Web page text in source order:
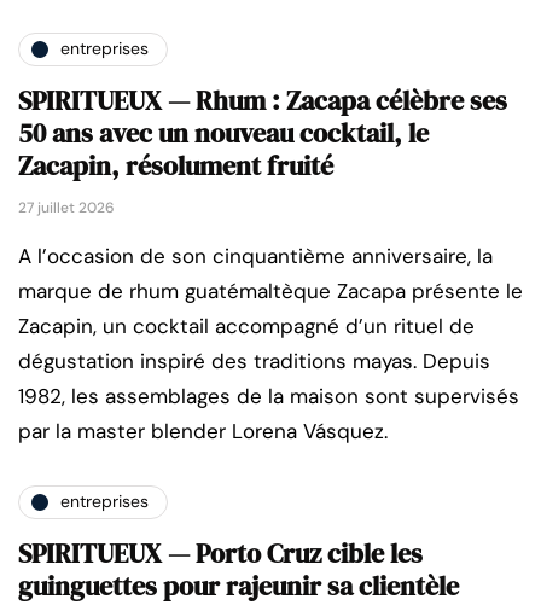
entreprises
SPIRITUEUX — Rhum : Zacapa célèbre ses
50 ans avec un nouveau cocktail, le
Zacapin, résolument fruité
27 juillet 2026
A l’occasion de son cinquantième anniversaire, la
marque de rhum guatémaltèque Zacapa présente le
Zacapin, un cocktail accompagné d’un rituel de
dégustation inspiré des traditions mayas. Depuis
1982, les assemblages de la maison sont supervisés
par la master blender Lorena Vásquez.
entreprises
SPIRITUEUX — Porto Cruz cible les
guinguettes pour rajeunir sa clientèle